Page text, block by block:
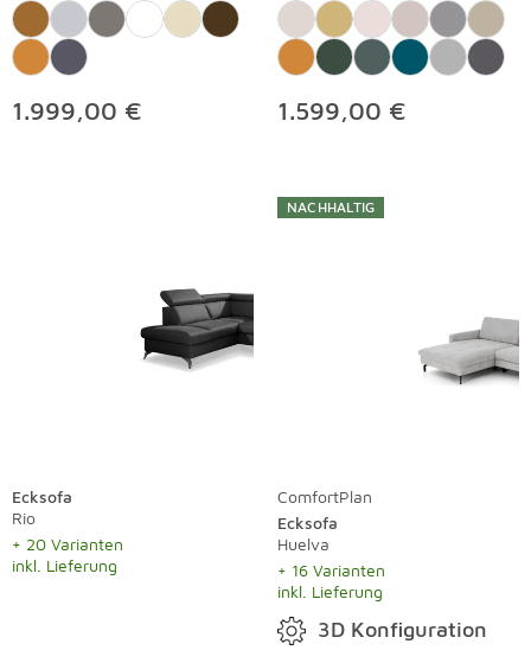
1.999,00 € 1.599,00 €
Ecksofa
Rio
+ 20 Varianten
inkl. Lieferung
NACHHALTIG
ComfortPlan
Ecksofa
Huelva
+ 16 Varianten
inkl. Lieferung
3D Konfiguration